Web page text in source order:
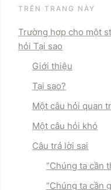
TRÊN TRANG NÀY
Trường hợp cho một
hỏi Tại sao
Giới thiệu
Tại sao?
Một câu hỏi quan
Một câu hỏi khó
Câu trả lời sai
“Chúng ta cần
“Chúng ta cần